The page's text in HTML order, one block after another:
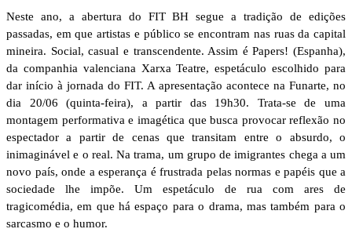
Neste ano, a abertura do FIT BH segue a tradição de edições
passadas, em que artistas e público se encontram nas ruas da capital
mineira. Social, casual e transcendente. Assim é Papers! (Espanha),
da companhia valenciana Xarxa Teatre, espetáculo escolhido para
dar início à jornada do FIT. A apresentação acontece na Funarte, no
dia 20/06 (quinta-feira), a partir das 19h30. Trata-se de uma
montagem performativa e imagética que busca provocar reflexão no
espectador a partir de cenas que transitam entre o absurdo, o
inimaginável e o real. Na trama, um grupo de imigrantes chega a um
novo país, onde a esperança é frustrada pelas normas e papéis que a
sociedade lhe impõe. Um espetáculo de rua com ares de
tragicomédia, em que há espaço para o drama, mas também para o
sarcasmo e o humor.